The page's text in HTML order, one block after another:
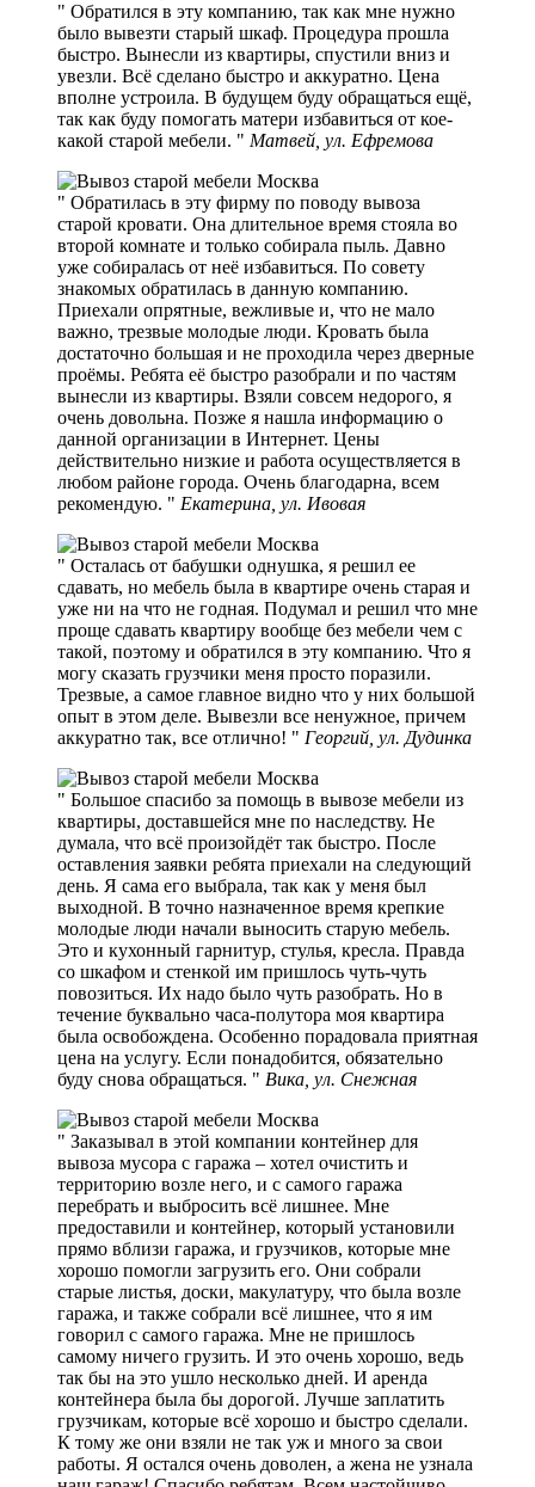
Обратился в эту компанию, так как мне нужно
было вывезти старый шкаф. Процедура прошла
быстро. Вынесли из квартиры, спустили вниз и
увезли. Всё сделано быстро и аккуратно. Цена
вполне устроила. В будущем буду обращаться ещё,
так как буду помогать матери избавиться от кое-
какой старой мебели.
Матвей, ул. Ефремова
Обратилась в эту фирму по поводу вывоза
старой кровати. Она длительное время стояла во
второй комнате и только собирала пыль. Давно
уже собиралась от неё избавиться. По совету
знакомых обратилась в данную компанию.
Приехали опрятные, вежливые и, что не мало
важно, трезвые молодые люди. Кровать была
достаточно большая и не проходила через дверные
проёмы. Ребята её быстро разобрали и по частям
вынесли из квартиры. Взяли совсем недорого, я
очень довольна. Позже я нашла информацию о
данной организации в Интернет. Цены
действительно низкие и работа осуществляется в
любом районе города. Очень благодарна, всем
рекомендую.
Екатерина, ул. Ивовая
Осталась от бабушки однушка, я решил ее
сдавать, но мебель была в квартире очень старая и
уже ни на что не годная. Подумал и решил что мне
проще сдавать квартиру вообще без мебели чем с
такой, поэтому и обратился в эту компанию. Что я
могу сказать грузчики меня просто поразили.
Трезвые, а самое главное видно что у них большой
опыт в этом деле. Вывезли все ненужное, причем
аккуратно так, все отлично!
Георгий, ул. Дудинка
Большое спасибо за помощь в вывозе мебели из
квартиры, доставшейся мне по наследству. Не
думала, что всё произойдёт так быстро. После
оставления заявки ребята приехали на следующий
день. Я сама его выбрала, так как у меня был
выходной. В точно назначенное время крепкие
молодые люди начали выносить старую мебель.
Это и кухонный гарнитур, стулья, кресла. Правда
со шкафом и стенкой им пришлось чуть-чуть
повозиться. Их надо было чуть разобрать. Но в
течение буквально часа-полутора моя квартира
была освобождена. Особенно порадовала приятная
цена на услугу. Если понадобится, обязательно
буду снова обращаться.
Вика, ул. Снежная
Заказывал в этой компании контейнер для
вывоза мусора с гаража – хотел очистить и
территорию возле него, и с самого гаража
перебрать и выбросить всё лишнее. Мне
предоставили и контейнер, который установили
прямо вблизи гаража, и грузчиков, которые мне
хорошо помогли загрузить его. Они собрали
старые листья, доски, макулатуру, что была возле
гаража, и также собрали всё лишнее, что я им
говорил с самого гаража. Мне не пришлось
самому ничего грузить. И это очень хорошо, ведь
так бы на это ушло несколько дней. И аренда
контейнера была бы дорогой. Лучше заплатить
грузчикам, которые всё хорошо и быстро сделали.
К тому же они взяли не так уж и много за свои
работы. Я остался очень доволен, а жена не узнала